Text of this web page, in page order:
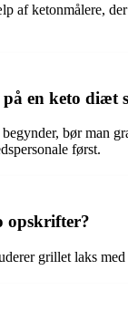
af ketonmålere,
en keto diæt
bør man
først.
opskrifter?
grillet laks